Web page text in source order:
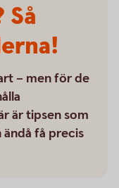
– men för de
är tipsen som
få precis